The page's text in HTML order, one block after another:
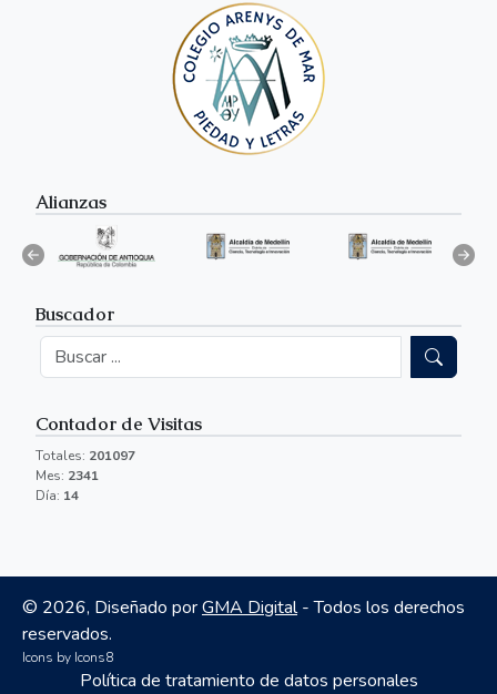
Alianzas
Buscador
Contador de Visitas
Totales: 201097
Mes: 2341
Día: 14
© 2026, Diseñado porGMA Digital- Todos los derechos
reservados.
Icons by Icons8
Política de tratamiento de datos personales